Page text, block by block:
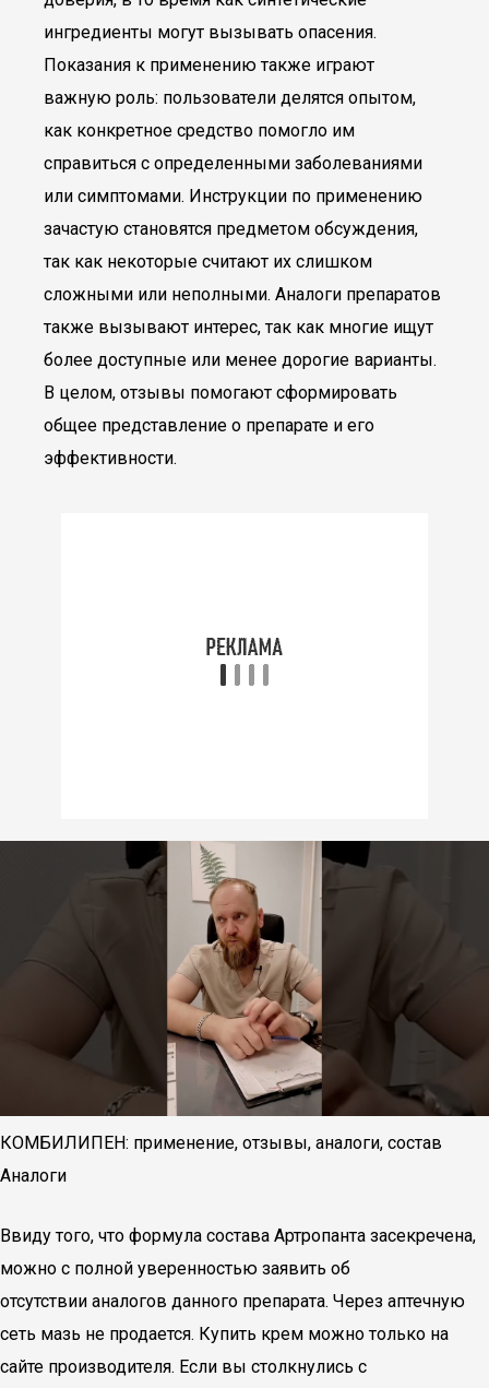
ингредиенты могут вызывать опасения.
Показания к применению также играют
важную роль: пользователи делятся опытом,
как конкретное средство помогло им
справиться с определенными заболеваниями
или симптомами. Инструкции по применению
зачастую становятся предметом обсуждения,
так как некоторые считают их слишком
сложными или неполными. Аналоги препаратов
также вызывают интерес, так как многие ищут
более доступные или менее дорогие варианты.
В целом, отзывы помогают сформировать
общее представление о препарате и его
эффективности.
КОМБИЛИПЕН: применение, отзывы, аналоги, состав
Аналоги
Ввиду того, что формула состава Артропанта засекречена,
можно с полной уверенностью заявить об
отсутствии аналогов данного препарата. Через аптечную
сеть мазь не продается. Купить крем можно только на
сайте производителя. Если вы столкнулись с